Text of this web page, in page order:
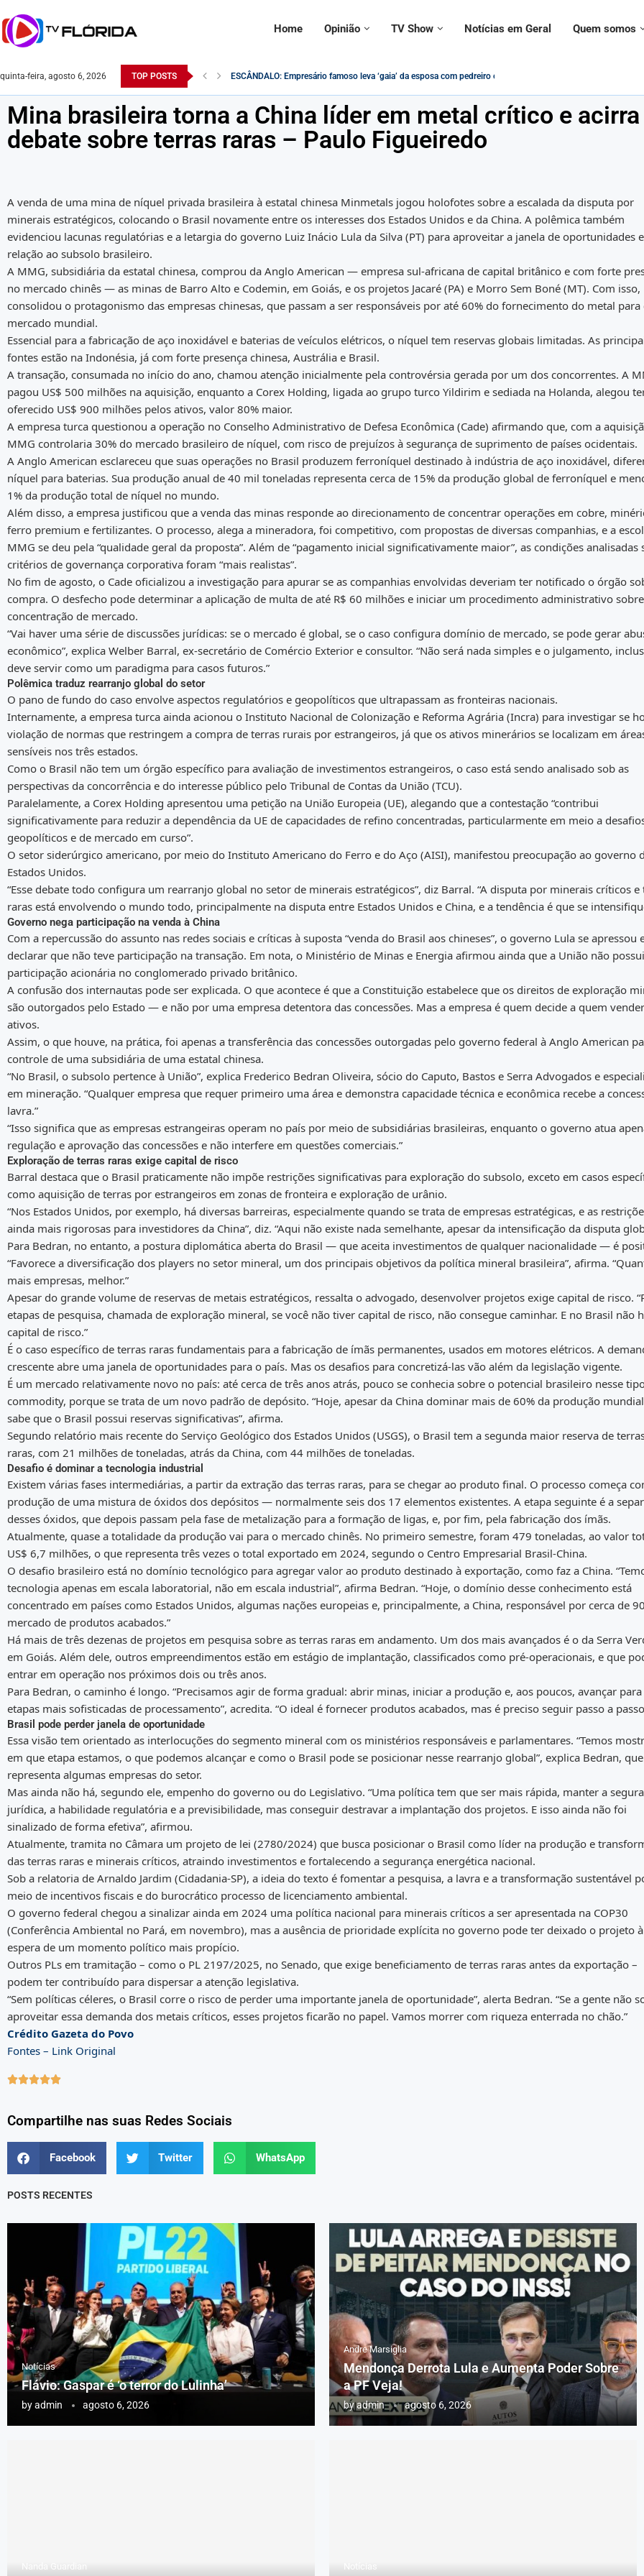
Home Opinião TV Show Notícias em Geral Quem somos
quinta-feira, agosto 6, 2026 TOP POSTS O Exército Brasileiro na contramão da modernidade – Paulo Figueiredo
Mina brasileira torna a China líder em metal crítico e acirra
debate sobre terras raras – Paulo Figueiredo
A venda de uma mina de níquel privada brasileira à estatal chinesa Minmetals jogou holofotes sobre a escalada da disputa por
minerais estratégicos, colocando o Brasil novamente entre os interesses dos Estados Unidos e da China. A polêmica também
evidenciou lacunas regulatórias e a letargia do governo Luiz Inácio Lula da Silva (PT) para aproveitar a janela de oportunidades
relação ao subsolo brasileiro.
A MMG, subsidiária da estatal chinesa, comprou da Anglo American — empresa sul-africana de capital britânico e com forte
no mercado chinês — as minas de Barro Alto e Codemin, em Goiás, e os projetos Jacaré (PA) e Morro Sem Boné (MT). Com isso,
consolidou o protagonismo das empresas chinesas, que passam a ser responsáveis por até 60% do fornecimento do metal para
mercado mundial.
Essencial para a fabricação de aço inoxidável e baterias de veículos elétricos, o níquel tem reservas globais limitadas. As
fontes estão na Indonésia, já com forte presença chinesa, Austrália e Brasil.
A transação, consumada no início do ano, chamou atenção inicialmente pela controvérsia gerada por um dos concorrentes. A
pagou US$ 500 milhões na aquisição, enquanto a Corex Holding, ligada ao grupo turco Yildirim e sediada na Holanda, alegou
oferecido US$ 900 milhões pelos ativos, valor 80% maior.
A empresa turca questionou a operação no Conselho Administrativo de Defesa Econômica (Cade) afirmando que, com a
MMG controlaria 30% do mercado brasileiro de níquel, com risco de prejuízos à segurança de suprimento de países ocidentais.
A Anglo American esclareceu que suas operações no Brasil produzem ferroníquel destinado à indústria de aço inoxidável,
níquel para baterias. Sua produção anual de 40 mil toneladas representa cerca de 15% da produção global de ferroníquel e
1% da produção total de níquel no mundo.
Além disso, a empresa justificou que a venda das minas responde ao direcionamento de concentrar operações em cobre,
ferro premium e fertilizantes. O processo, alega a mineradora, foi competitivo, com propostas de diversas companhias, e a
MMG se deu pela “qualidade geral da proposta”. Além de “pagamento inicial significativamente maior”, as condições analisadas
critérios de governança corporativa foram “mais realistas”.
No fim de agosto, o Cade oficializou a investigação para apurar se as companhias envolvidas deveriam ter notificado o órgão
compra. O desfecho pode determinar a aplicação de multa de até R$ 60 milhões e iniciar um procedimento administrativo sobre
concentração de mercado.
“Vai haver uma série de discussões jurídicas: se o mercado é global, se o caso configura domínio de mercado, se pode gerar
econômico”, explica Welber Barral, ex-secretário de Comércio Exterior e consultor. “Não será nada simples e o julgamento,
deve servir como um paradigma para casos futuros.”
Polêmica traduz rearranjo global do setor
O pano de fundo do caso envolve aspectos regulatórios e geopolíticos que ultrapassam as fronteiras nacionais.
Internamente, a empresa turca ainda acionou o Instituto Nacional de Colonização e Reforma Agrária (Incra) para investigar se
violação de normas que restringem a compra de terras rurais por estrangeiros, já que os ativos minerários se localizam em
sensíveis nos três estados.
Como o Brasil não tem um órgão específico para avaliação de investimentos estrangeiros, o caso está sendo analisado sob as
perspectivas da concorrência e do interesse público pelo Tribunal de Contas da União (TCU).
Paralelamente, a Corex Holding apresentou uma petição na União Europeia (UE), alegando que a contestação “contribui
significativamente para reduzir a dependência da UE de capacidades de refino concentradas, particularmente em meio a
geopolíticos e de mercado em curso”.
O setor siderúrgico americano, por meio do Instituto Americano do Ferro e do Aço (AISI), manifestou preocupação ao governo
Estados Unidos.
“Esse debate todo configura um rearranjo global no setor de minerais estratégicos”, diz Barral. “A disputa por minerais críticos e
raras está envolvendo o mundo todo, principalmente na disputa entre Estados Unidos e China, e a tendência é que se
Governo nega participação na venda à China
Com a repercussão do assunto nas redes sociais e críticas à suposta “venda do Brasil aos chineses”, o governo Lula se apressou
declarar que não teve participação na transação. Em nota, o Ministério de Minas e Energia afirmou ainda que a União não possui
participação acionária no conglomerado privado britânico.
A confusão dos internautas pode ser explicada. O que acontece é que a Constituição estabelece que os direitos de exploração
são outorgados pelo Estado — e não por uma empresa detentora das concessões. Mas a empresa é quem decide a quem
ativos.
Assim, o que houve, na prática, foi apenas a transferência das concessões outorgadas pelo governo federal à Anglo American
controle de uma subsidiária de uma estatal chinesa.
“No Brasil, o subsolo pertence à União”, explica Frederico Bedran Oliveira, sócio do Caputo, Bastos e Serra Advogados e
em mineração. “Qualquer empresa que requer primeiro uma área e demonstra capacidade técnica e econômica recebe a
lavra.”
“Isso significa que as empresas estrangeiras operam no país por meio de subsidiárias brasileiras, enquanto o governo atua
regulação e aprovação das concessões e não interfere em questões comerciais.”
Exploração de terras raras exige capital de risco
Barral destaca que o Brasil praticamente não impõe restrições significativas para exploração do subsolo, exceto em casos
como aquisição de terras por estrangeiros em zonas de fronteira e exploração de urânio.
“Nos Estados Unidos, por exemplo, há diversas barreiras, especialmente quando se trata de empresas estratégicas, e as
ainda mais rigorosas para investidores da China”, diz. “Aqui não existe nada semelhante, apesar da intensificação da disputa
Para Bedran, no entanto, a postura diplomática aberta do Brasil — que aceita investimentos de qualquer nacionalidade — é
“Favorece a diversificação dos players no setor mineral, um dos principais objetivos da política mineral brasileira”, afirma.
mais empresas, melhor.”
Apesar do grande volume de reservas de metais estratégicos, ressalta o advogado, desenvolver projetos exige capital de risco.
etapas de pesquisa, chamada de exploração mineral, se você não tiver capital de risco, não consegue caminhar. E no Brasil não
capital de risco.”
É o caso específico de terras raras fundamentais para a fabricação de ímãs permanentes, usados em motores elétricos. A
crescente abre uma janela de oportunidades para o país. Mas os desafios para concretizá-las vão além da legislação vigente.
É um mercado relativamente novo no país: até cerca de três anos atrás, pouco se conhecia sobre o potencial brasileiro nesse
commodity, porque se trata de um novo padrão de depósito. “Hoje, apesar da China dominar mais de 60% da produção
sabe que o Brasil possui reservas significativas”, afirma.
Segundo relatório mais recente do Serviço Geológico dos Estados Unidos (USGS), o Brasil tem a segunda maior reserva de
raras, com 21 milhões de toneladas, atrás da China, com 44 milhões de toneladas.
Desafio é dominar a tecnologia industrial
Existem várias fases intermediárias, a partir da extração das terras raras, para se chegar ao produto final. O processo começa
produção de uma mistura de óxidos dos depósitos — normalmente seis dos 17 elementos existentes. A etapa seguinte é a
desses óxidos, que depois passam pela fase de metalização para a formação de ligas, e, por fim, pela fabricação dos ímãs.
Atualmente, quase a totalidade da produção vai para o mercado chinês. No primeiro semestre, foram 479 toneladas, ao valor
US$ 6,7 milhões, o que representa três vezes o total exportado em 2024, segundo o Centro Empresarial Brasil-China.
O desafio brasileiro está no domínio tecnológico para agregar valor ao produto destinado à exportação, como faz a China.
tecnologia apenas em escala laboratorial, não em escala industrial”, afirma Bedran. “Hoje, o domínio desse conhecimento está
concentrado em países como Estados Unidos, algumas nações europeias e, principalmente, a China, responsável por cerca de
mercado de produtos acabados.”
Há mais de três dezenas de projetos em pesquisa sobre as terras raras em andamento. Um dos mais avançados é o da Serra
em Goiás. Além dele, outros empreendimentos estão em estágio de implantação, classificados como pré-operacionais, e que
entrar em operação nos próximos dois ou três anos.
Para Bedran, o caminho é longo. “Precisamos agir de forma gradual: abrir minas, iniciar a produção e, aos poucos, avançar para
etapas mais sofisticadas de processamento”, acredita. “O ideal é fornecer produtos acabados, mas é preciso seguir passo a
Brasil pode perder janela de oportunidade
Essa visão tem orientado as interlocuções do segmento mineral com os ministérios responsáveis e parlamentares. “Temos
em que etapa estamos, o que podemos alcançar e como o Brasil pode se posicionar nesse rearranjo global”, explica Bedran, que
representa algumas empresas do setor.
Mas ainda não há, segundo ele, empenho do governo ou do Legislativo. “Uma política tem que ser mais rápida, manter a
jurídica, a habilidade regulatória e a previsibilidade, mas conseguir destravar a implantação dos projetos. E isso ainda não foi
sinalizado de forma efetiva”, afirmou.
Atualmente, tramita no Câmara um projeto de lei (2780/2024) que busca posicionar o Brasil como líder na produção e
das terras raras e minerais críticos, atraindo investimentos e fortalecendo a segurança energética nacional.
Sob a relatoria de Arnaldo Jardim (Cidadania-SP), a ideia do texto é fomentar a pesquisa, a lavra e a transformação sustentável
meio de incentivos fiscais e do burocrático processo de licenciamento ambiental.
O governo federal chegou a sinalizar ainda em 2024 uma política nacional para minerais críticos a ser apresentada na COP30
(Conferência Ambiental no Pará, em novembro), mas a ausência de prioridade explícita no governo pode ter deixado o projeto à
espera de um momento político mais propício.
Outros PLs em tramitação – como o PL 2197/2025, no Senado, que exige beneficiamento de terras raras antes da exportação –
podem ter contribuído para dispersar a atenção legislativa.
“Sem políticas céleres, o Brasil corre o risco de perder uma importante janela de oportunidade”, alerta Bedran. “Se a gente não
aproveitar essa demanda dos metais críticos, esses projetos ficarão no papel. Vamos morrer com riqueza enterrada no chão.”
Crédito Gazeta do Povo
Fontes – Link Original

Compartilhe nas suas Redes Sociais
Facebook Twitter WhatsApp
POSTS RECENTES
Notícias
Flávio: Gaspar é ‘o terror do Lulinha’
byadmin agosto 6, 2026
Andre Marsiglia
Mendonça Derrota Lula e Aumenta Poder Sobre
a PF Veja!
byadmin agosto 6, 2026
Notícias